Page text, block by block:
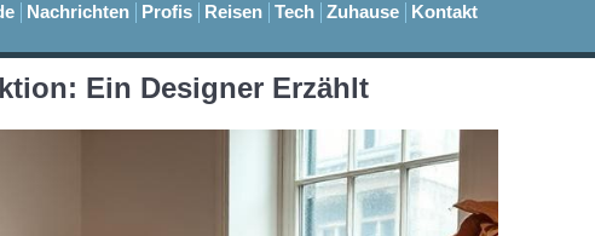
Nachrichten Profis Reisen Tech Zuhause Kontakt
Ein Designer Erzählt